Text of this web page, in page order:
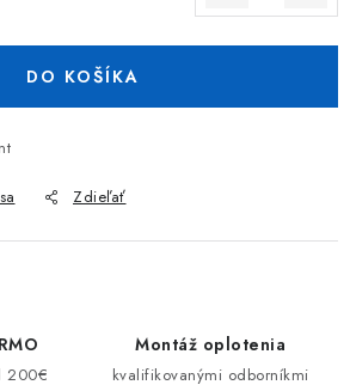
DO KOŠÍKA
Zdieľať
200€
Montáž oplotenia
kvalifikovanými odborníkmi